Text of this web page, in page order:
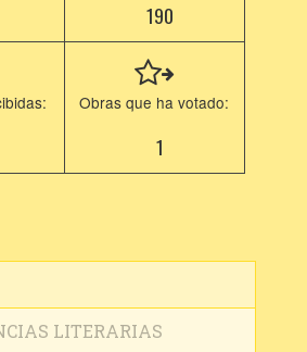
190
Obras que ha votado:
1
LITERARIAS